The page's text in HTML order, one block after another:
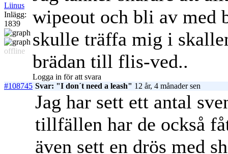
Liinus
Inlägg:
1839
offline
wipeout och bli av med
skulle träffa mig i
brädan till flis-ved..
Logga in för att svara
#108745 Svar: "I don´t need a leash" 12 år, 4 månader sen
Jag har sett ett antal
tillfällen har de också
även sett en drös med